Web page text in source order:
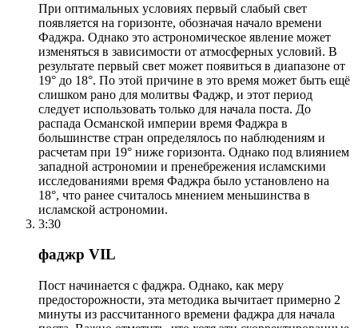
При оптимальных условиях первый слабый свет
появляется на горизонте, обозначая начало времени
Фаджра. Однако это астрономическое явление может
изменяться в зависимости от атмосферных условий. В
результате первый свет может появиться в диапазоне от
19° до 18°. По этой причине в это время может быть ещё
слишком рано для молитвы Фаджр, и этот период
следует использовать только для начала поста. До
распада Османской империи время Фаджра в
большинстве стран определялось по наблюдениям и
расчетам при 19° ниже горизонта. Однако под влиянием
западной астрономии и пренебрежения исламскими
исследованиями время Фаджра было установлено на
18°, что ранее считалось мнением меньшинства в
исламской астрономии.
3:30
фаджр VIL
Пост начинается с фаджра. Однако, как меру
предосторожности, эта методика вычитает примерно 2
минуты из рассчитанного времени фаджра для начала